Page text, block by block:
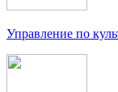
Управление по